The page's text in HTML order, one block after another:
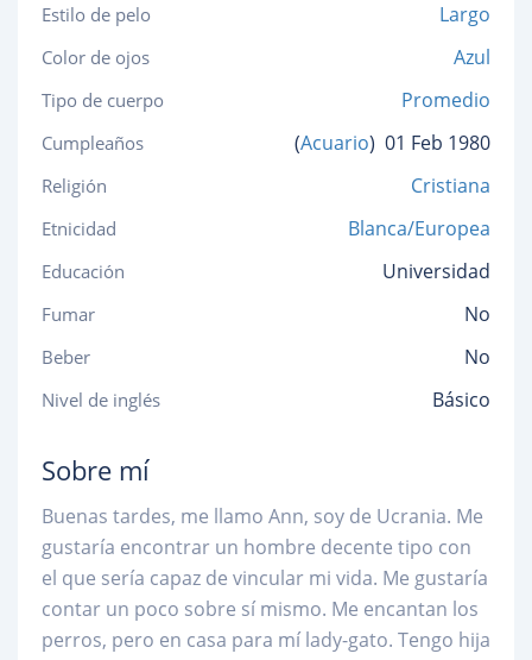
Estilo de pelo Largo
Color de ojos Azul
Tipo de cuerpo Promedio
Cumpleaños (Acuario) 01 Feb 1980
Religión Cristiana
Etnicidad Blanca/Europea
Educación Universidad
Fumar No
Beber No
Nivel de inglés Básico
Sobre mí
Buenas tardes, me llamo Ann, soy de Ucrania. Me
gustaría encontrar un hombre decente tipo con
el que sería capaz de vincular mi vida. Me gustaría
contar un poco sobre sí mismo. Me encantan los
perros, pero en casa para mí lady-gato. Tengo hija